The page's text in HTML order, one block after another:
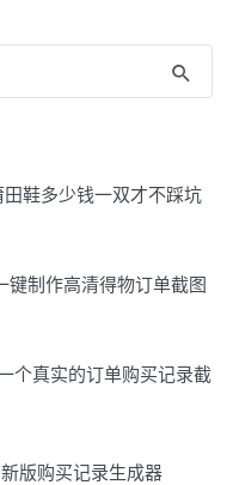
鞋多少钱一双才不踩坑
键制作高清得物订单截图
个真实的订单购买记录截
版购买记录生成器